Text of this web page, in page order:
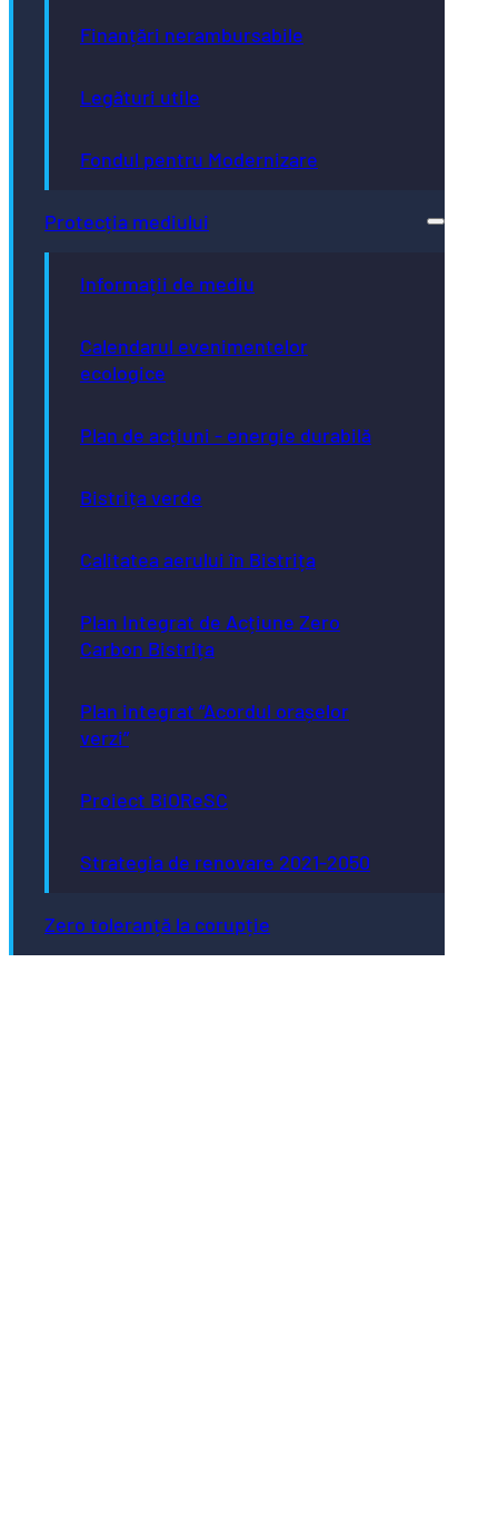
Finanțări nerambursabile
Legături utile
Fondul pentru Modernizare
Protecția mediului
Informații de mediu
Calendarul evenimentelor
ecologice
Plan de acțiuni - energie durabilă
Bistrița verde
Calitatea aerului în Bistrița
Plan Integrat de Acțiune Zero
Carbon Bistrița
Plan integrat “Acordul orașelor
verzi”
Proiect BiOReSC
Strategia de renovare 2021-2050
Zero toleranță la corupție